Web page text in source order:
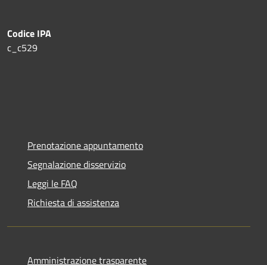
Codice IPA
c_c529
Prenotazione appuntamento
Segnalazione disservizio
Leggi le FAQ
Richiesta di assistenza
Amministrazione trasparente